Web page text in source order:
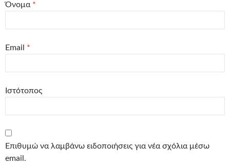
Όνομα *
Email *
Ιστότοπος
Επιθυμώ να λαμβάνω ειδοποιήσεις για νέα σχόλια μέσω
email.